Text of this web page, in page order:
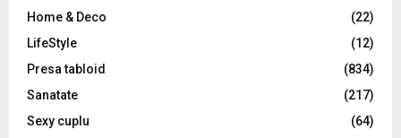
Home & Deco
(22)
LifeStyle
(12)
Presa tabloid
(834)
Sanatate
(217)
Sexy cuplu
(64)